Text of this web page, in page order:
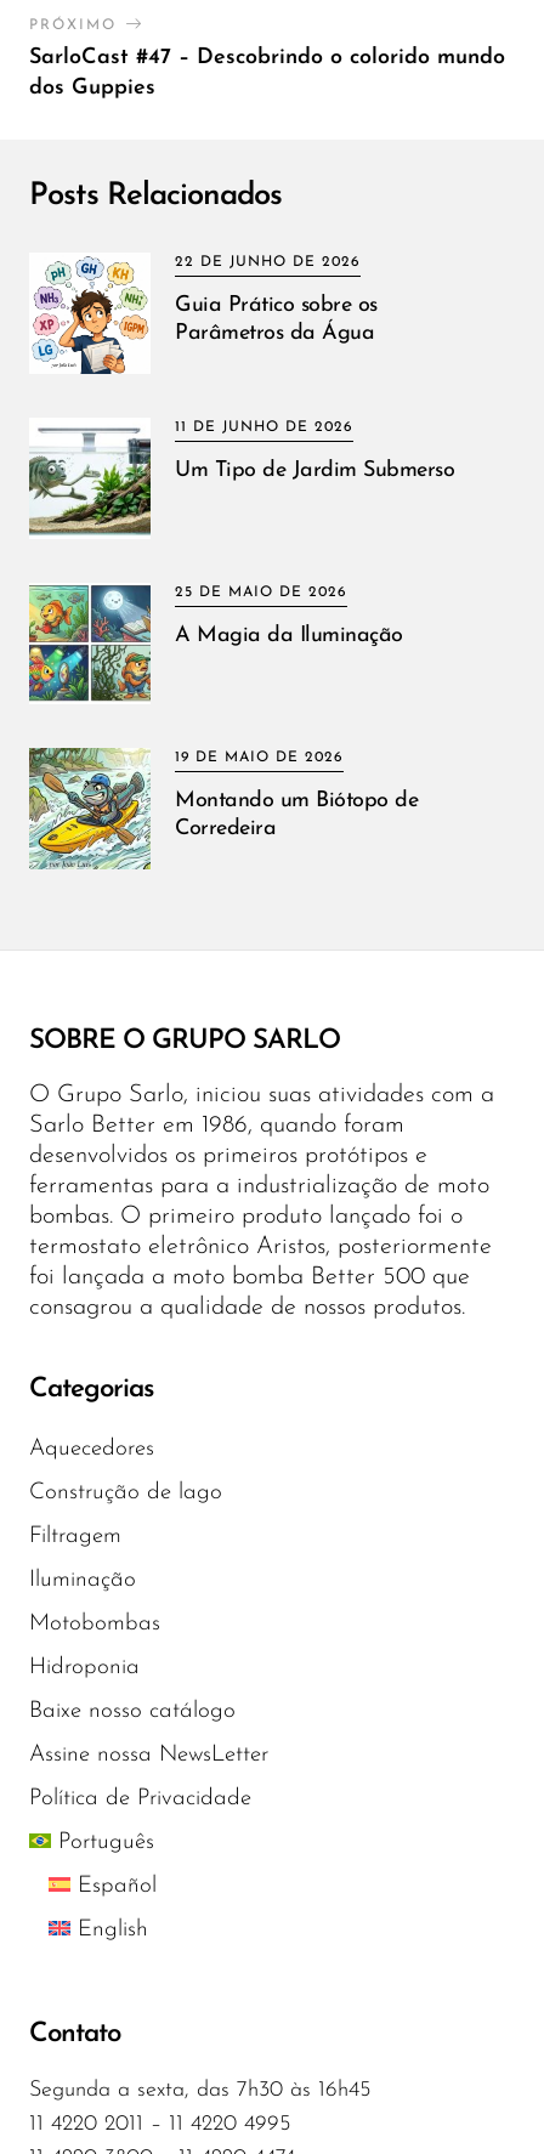
PRÓXIMO
SarloCast #47 – Descobrindo o colorido mundo
dos Guppies
Posts Relacionados
22 DE JUNHO DE 2026
Guia Prático sobre os
Parâmetros da Água
11 DE JUNHO DE 2026
Um Tipo de Jardim Submerso
25 DE MAIO DE 2026
A Magia da Iluminação
19 DE MAIO DE 2026
Montando um Biótopo de
Corredeira
SOBRE O GRUPO SARLO
O Grupo Sarlo, iniciou suas atividades com a
Sarlo Better em 1986, quando foram
desenvolvidos os primeiros protótipos e
ferramentas para a industrialização de moto
bombas. O primeiro produto lançado foi o
termostato eletrônico Aristos, posteriormente
foi lançada a moto bomba Better 500 que
consagrou a qualidade de nossos produtos.
Categorias
Aquecedores
Construção de lago
Filtragem
Iluminação
Motobombas
Hidroponia
Baixe nosso catálogo
Assine nossa NewsLetter
Política de Privacidade
Português
Español
English
Contato
Segunda a sexta, das 7h30 às 16h45
11 4220 2011 – 11 4220 4995